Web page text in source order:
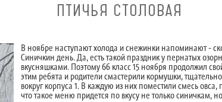
ПТИЧЬЯ СТОЛОВАЯ
В ноябре наступают холода и снежинки напоминают -
Синичкин день. Да, есть такой праздник у пернатых
вкусняшками. Поэтому 6б класс 15 ноября продолжил
этим ребята и родители смастерили кормушки,
вокруг корпуса 1. В каждую из них поместили смесь
что такое меню придется по вкусу не только синичкам,